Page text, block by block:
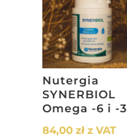
Nutergia
SYNERBIOL
Omega -6 i -3
84,00 zł z VAT